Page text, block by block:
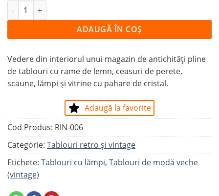
Cantitate Tablou MAGAZIN DE ANTICHITĂȚI
ADAUGĂ ÎN COȘ
Vedere din interiorul unui magazin de antichități pline
de tablouri cu rame de lemn, ceasuri de perete,
scaune, lămpi și vitrine cu pahare de cristal.
Adaugă la favorite
Cod Produs: RIN-006
Categorie: Tablouri retro și vintage
Etichete: Tablouri cu lămpi, Tablouri de modă veche
(vintage)